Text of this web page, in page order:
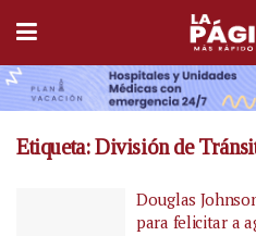
Etiqueta:División de
Douglas
para felicitar a